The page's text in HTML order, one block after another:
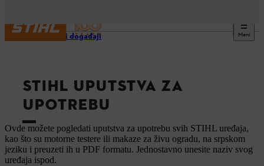
Meni
Usluge i događaji
STIHL UPUTSTVA ZA
UPOTREBU
Ovde možete pogledati uputstva za upotrebu svih STIHL uređaja,
kao što su motorne testere ili makaze za živu ogradu, na srpskom
jeziku i preuzeti ih u PDF formatu. Jednostavno unesite naziv svog
uređaja ispod.